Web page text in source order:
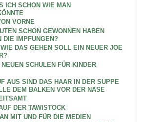
ICH SCHON WIE MAN
VORNE
SCHON GEWONNEN HABEN
DIE IMPFUNGEN?
DAS GEHEN SOLL EIN NEUER JOE
SCHULEN FÜR KINDER
AUS SIND DAS HAAR IN DER SUPPE
DEM BALKEN VOR DER NASE
DER TAWISTOCK
MIT UND FÜR DIE MEDIEN